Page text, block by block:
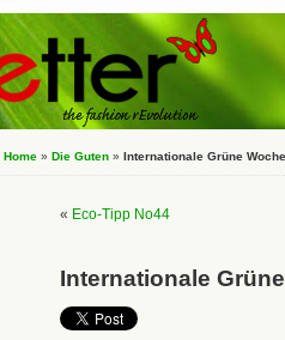
Home » Die Guten » Internationale Grüne Woche
« Eco-Tipp No44
Internationale